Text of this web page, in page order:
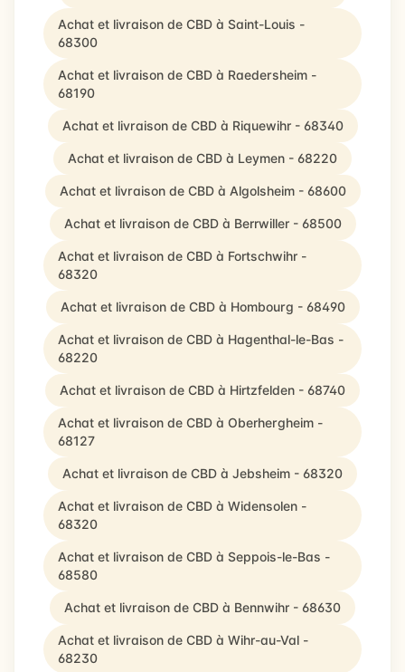
Achat et livraison de CBD à Saint-Louis -
68300
Achat et livraison de CBD à Raedersheim -
68190
Achat et livraison de CBD à Riquewihr - 68340
Achat et livraison de CBD à Leymen - 68220
Achat et livraison de CBD à Algolsheim - 68600
Achat et livraison de CBD à Berrwiller - 68500
Achat et livraison de CBD à Fortschwihr -
68320
Achat et livraison de CBD à Hombourg - 68490
Achat et livraison de CBD à Hagenthal-le-Bas -
68220
Achat et livraison de CBD à Hirtzfelden - 68740
Achat et livraison de CBD à Oberhergheim -
68127
Achat et livraison de CBD à Jebsheim - 68320
Achat et livraison de CBD à Widensolen -
68320
Achat et livraison de CBD à Seppois-le-Bas -
68580
Achat et livraison de CBD à Bennwihr - 68630
Achat et livraison de CBD à Wihr-au-Val -
68230